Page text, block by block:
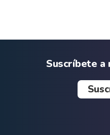
Suscríbete